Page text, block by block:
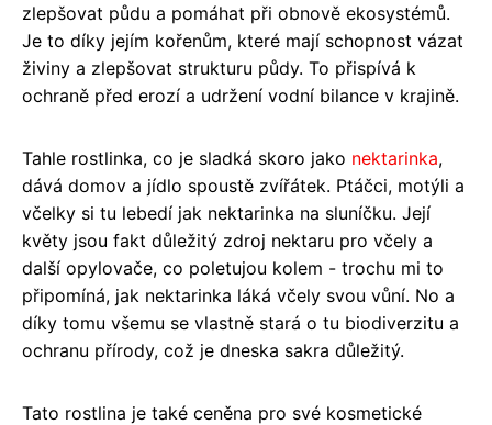
zlepšovat půdu a pomáhat při obnově ekosystémů.
Je to díky jejím kořenům, které mají schopnost vázat
živiny a zlepšovat strukturu půdy. To přispívá k
ochraně před erozí a udržení vodní bilance v krajině.
Tahle rostlinka, co je sladká skoro jako nektarinka,
dává domov a jídlo spoustě zvířátek. Ptáčci, motýli a
včelky si tu lebedí jak nektarinka na sluníčku. Její
květy jsou fakt důležitý zdroj nektaru pro včely a
další opylovače, co poletujou kolem - trochu mi to
připomíná, jak nektarinka láká včely svou vůní. No a
díky tomu všemu se vlastně stará o tu biodiverzitu a
ochranu přírody, což je dneska sakra důležitý.
Tato rostlina je také ceněna pro své kosmetické